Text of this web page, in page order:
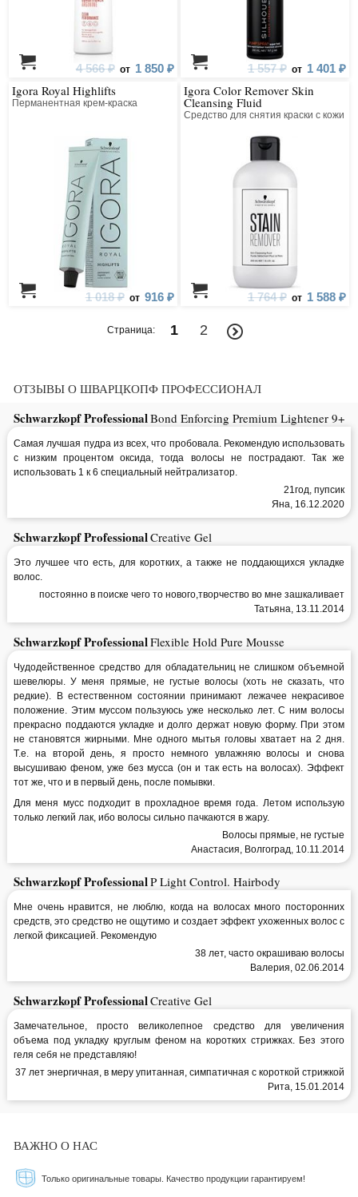
4 566 ₽ от 1 850 ₽ 1 557 ₽ от 1 401 ₽
Igora Royal Highlifts
Перманентная крем-краска
1 018 ₽ от 916 ₽
Igora Color Remover Skin
Cleansing Fluid
Средство для снятия краски с кожи
1 764 ₽ от 1 588 ₽
Страница: 1 2
ОТЗЫВЫ О ШВАРЦКОПФ ПРОФЕССИОНАЛ
Schwarzkopf ProfessionalBond Enforcing Premium Lightener 9+
Самая лучшая пудра из всех, что пробовала. Рекомендую использовать
с низким процентом оксида, тогда волосы не пострадают. Так же
использовать 1 к 6 специальный нейтрализатор.
21год, пупсик
Яна, 16.12.2020
Schwarzkopf ProfessionalCreative Gel
Это лучшее что есть, для коротких, а также не поддающихся укладке
волос.
постоянно в поиске чего то нового,творчество во мне зашкаливает
Татьяна, 13.11.2014
Schwarzkopf ProfessionalFlexible Hold Pure Mousse
Чудодейственное средство для обладательниц не слишком объемной
шевелюры. У меня прямые, не густые волосы (хоть не сказать, что
редкие). В естественном состоянии принимают лежачее некрасивое
положение. Этим муссом пользуюсь уже несколько лет. С ним волосы
прекрасно поддаются укладке и долго держат новую форму. При этом
не становятся жирными. Мне одного мытья головы хватает на 2 дня.
Т.е. на второй день, я просто немного увлажняю волосы и снова
высушиваю феном, уже без мусса (он и так есть на волосах). Эффект
тот же, что и в первый день, после помывки.
Для меня мусс подходит в прохладное время года. Летом использую
только легкий лак, ибо волосы сильно пачкаются в жару.
Волосы прямые, не густые
Анастасия, Волгоград, 10.11.2014
Schwarzkopf ProfessionalP Light Control. Hairbody
Мне очень нравится, не люблю, когда на волосах много посторонних
средств, это средство не ощутимо и создает эффект ухоженных волос с
легкой фиксацией. Рекомендую
38 лет, часто окрашиваю волосы
Валерия, 02.06.2014
Schwarzkopf ProfessionalCreative Gel
Замечательное, просто великолепное средство для увеличения
объема под укладку круглым феном на коротких стрижках. Без этого
геля себя не представляю!
37 лет энергичная, в меру упитанная, симпатичная с короткой стрижкой
Рита, 15.01.2014
ВАЖНО О НАС
Только оригинальные товары. Качество продукции гарантируем!